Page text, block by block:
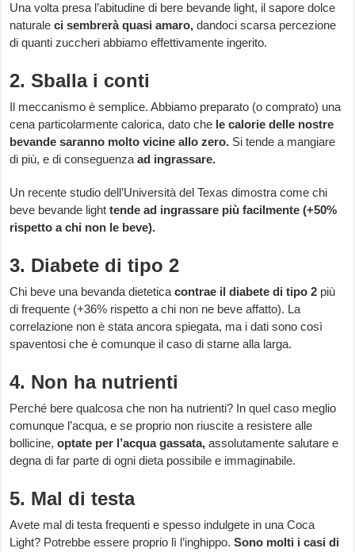
Una volta presa l’abitudine di bere bevande light, il sapore dolce
naturaleci sembrerà quasi amaro,dandoci scarsa percezione
di quanti zuccheri abbiamo effettivamente ingerito.
2. Sballa i conti
Il meccanismo è semplice. Abbiamo preparato (o comprato) una
cena particolarmente calorica, dato che le calorie delle nostre
bevande saranno molto vicine allo zero. Si tende a mangiare
di più, e di conseguenzaad ingrassare.
Un recente studio dell’Università del Texas dimostra come chi
beve bevande lighttende ad ingrassare più facilmente (+50%
rispetto a chi non le beve).
3. Diabete di tipo 2
Chi beve una bevanda dieteticacontrae il diabete di tipo 2 più
di frequente (+36% rispetto a chi non ne beve affatto). La
correlazione non è stata ancora spiegata, ma i dati sono così
spaventosi che è comunque il caso di starne alla larga.
4. Non ha nutrienti
Perché bere qualcosa che non ha nutrienti? In quel caso meglio
comunque l’acqua, e se proprio non riuscite a resistere alle
bollicine,optate per l’acqua gassata,assolutamente salutare e
degna di far parte di ogni dieta possibile e immaginabile.
5. Mal di testa
Avete mal di testa frequenti e spesso indulgete in una Coca
Light? Potrebbe essere proprio lì l’inghippo.Sono molti i casi di